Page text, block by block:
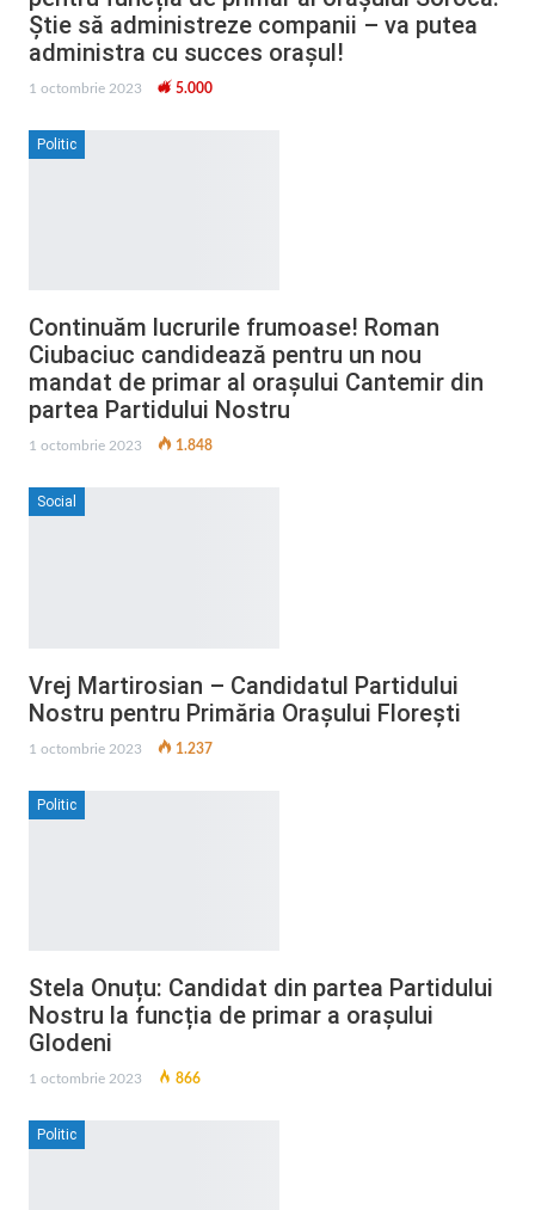
Știe să administreze companii – va putea
administra cu succes orașul!
1 octombrie 2023 5.000
Politic
Continuăm lucrurile frumoase! Roman
Ciubaciuc candidează pentru un nou
mandat de primar al orașului Cantemir din
partea Partidului Nostru
1 octombrie 2023 1.848
Social
Vrej Martirosian – Candidatul Partidului
Nostru pentru Primăria Orașului Florești
1 octombrie 2023 1.237
Politic
Stela Onuțu: Candidat din partea Partidului
Nostru la funcția de primar a orașului
Glodeni
1 octombrie 2023 866
Politic